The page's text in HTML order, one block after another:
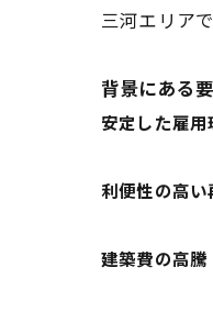
三河エリア
背景にある
安定した雇用
利便性の高
建築費の高騰